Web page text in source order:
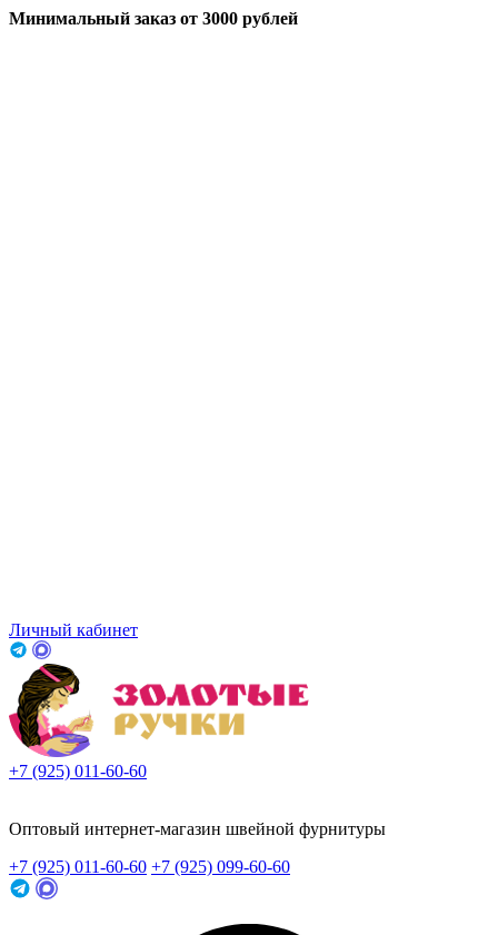
Минимальный заказ от 3000 рублей
Личный кабинет
+7 (925) 011-60-60
Оптовый интернет-магазин швейной фурнитуры
+7 (925) 011-60-60 +7 (925) 099-60-60